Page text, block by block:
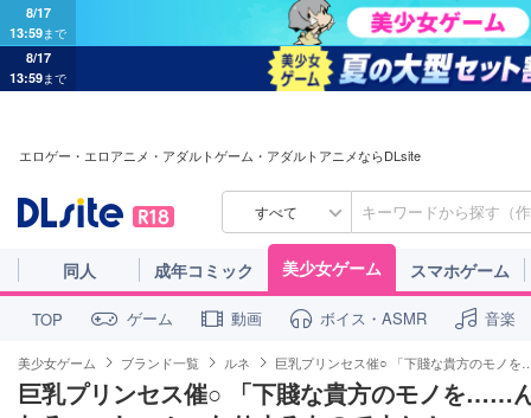
8/17
13:59まで
8/17
13:59まで
エロゲー・エロアニメ・アダルトゲーム・アダルトアニメならDLsite
すべて
同人 成年コミック 美少女ゲーム スマホゲーム
TOP ゲーム 動画 ボイス・ASMR 音楽
美少女ゲーム ブランド一覧 ルネ 巨乳プリンセス催○ 「下賤な貴方のモノ
巨乳プリンセス催○ 「下賤な貴方のモノを